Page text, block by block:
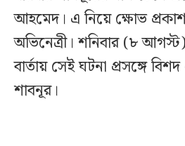
আহমেদ। এ নিয়ে ক্ষোভ
অভিনেত্রী। শনিবার (৮
বার্তায় সেই ঘটনা প্রসঙ্গে
শাবনূর।